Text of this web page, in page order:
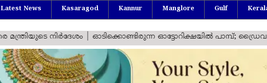
Latest News Kasaragod Kannur Manglore Gulf